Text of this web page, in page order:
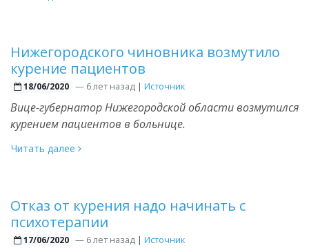
Нижегородского чиновника возмутило
курение пациентов
18/06/2020 —6 лет назад | Источник
Вице-губернатор Нижегородской области возмутился
курением пациентов в больнице.
Читать далее
Отказ от курения надо начинать с
психотерапии
17/06/2020 —6 лет назад | Источник